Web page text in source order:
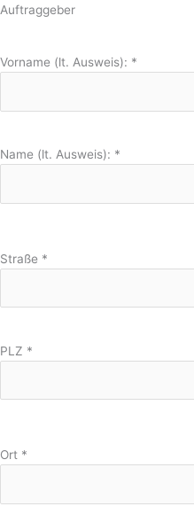
Auftraggeber
Vorname (lt. Ausweis): *
Name (lt. Ausweis): *
Straße *
PLZ *
Ort *